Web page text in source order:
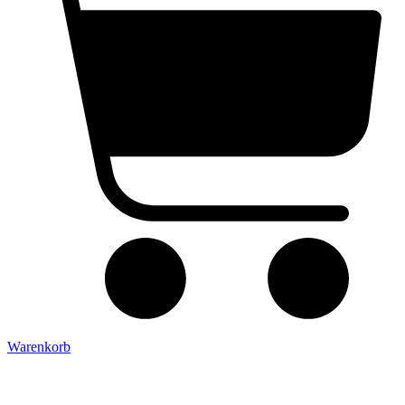
Warenkorb